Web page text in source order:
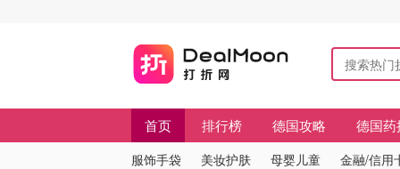
首页 排行榜 德国攻略 德国药
服饰手袋 美妆护肤 母婴儿童 金融/信用